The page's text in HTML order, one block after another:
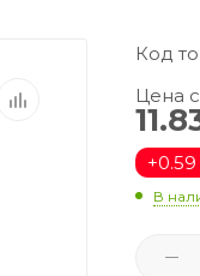
Код
Цена
+
В